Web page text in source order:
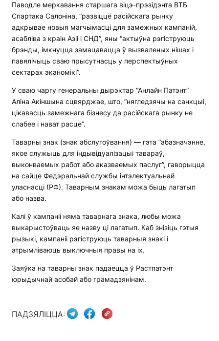
Паводле меркавання старшага віцэ-прэзідэнта ВТБ
Спартака Салоніна, “развіццё расійскага рынку
адкрывае новыя магчымасці для замежных кампаній,
асабліва з краін Азіі і СНД”, яны “актыўна рэгіструюць
брэнды, імкнуцца замацавацца ў вызваленых нішах і
павялічыць сваю прысутнасць у перспектыўных
сектарах эканомікі”.
У сваю чаргу генеральны дырэктар “Анлайн Патэнт”
Аліна Акіншына сцвярджае, што, “нягледзячы на санкцыі,
цікавасць замежнага бізнесу да расійскага рынку не
слабее і нават расце”.
Таварны знак (знак абслугоўвання) — гэта “абазначэнне,
якое служыць для індывідуалізацыі тавараў,
выконваемых работ або аказваемых паслуг”, гаворыцца
на сайце Федэральнай службы інтэлектуальнай
уласнасці (РФ). Таварным знакам можа быць лагатып
або назва.
Калі ў кампаніі няма таварнага знака, любы можа
выкарыстоўваць яе назву ці лагатып. Каб знізіць гэтыя
рызыкі, кампаніі рэгіструюць таварныя знакі і
атрымліваюць выключныя правы на іх.
Заяўка на таварны знак падаецца ў Растпатэнт
юрыдычнай асобай або грамадзянінам.
ПАДЗЯЛІЦЦА: